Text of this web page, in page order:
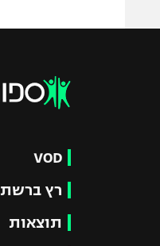
VOD
רץ ברשת
תוצאות